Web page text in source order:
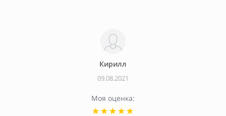
Кирилл
09.08.2021
Моя оценка: